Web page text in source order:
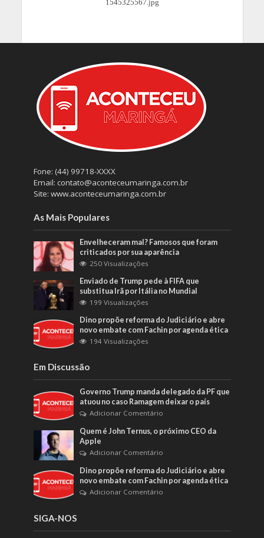
Fone: (44) 99718-XXXX
Email: contato@aconteceumaringa.com.br
Site: www.aconteceumaringa.com.br
As Mais Populares
Envelheceram mal? Famosos que foram
criticados por sua aparência
250 Visualizações
Enviado de Trump pede à FIFA que
substitua Irã por Itália no Mundial
199 Visualizações
Dino propõe reforma do Judiciário e abre
novo embate com Fachin por agenda ética
194 Visualizações
Em Discussão
Governo Trump manda delegado da PF que
atuou no caso Ramagem deixar o país
Adicionar Comentário
Quem é John Ternus, o próximo CEO da
Apple
Adicionar Comentário
Dino propõe reforma do Judiciário e abre
novo embate com Fachin por agenda ética
Adicionar Comentário
SIGA-NOS